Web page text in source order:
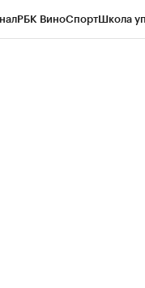
РБК ВиноСпортШкола